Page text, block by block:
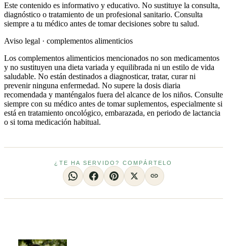
Este contenido es informativo y educativo. No sustituye la consulta,
diagnóstico o tratamiento de un profesional sanitario. Consulta
siempre a tu médico antes de tomar decisiones sobre tu salud.
Aviso legal · complementos alimenticios
Los complementos alimenticios mencionados no son medicamentos
y no sustituyen una dieta variada y equilibrada ni un estilo de vida
saludable. No están destinados a diagnosticar, tratar, curar ni
prevenir ninguna enfermedad. No supere la dosis diaria
recomendada y manténgalos fuera del alcance de los niños. Consulte
siempre con su médico antes de tomar suplementos, especialmente si
está en tratamiento oncológico, embarazada, en periodo de lactancia
o si toma medicación habitual.
¿TE HA SERVIDO? COMPÁRTELO